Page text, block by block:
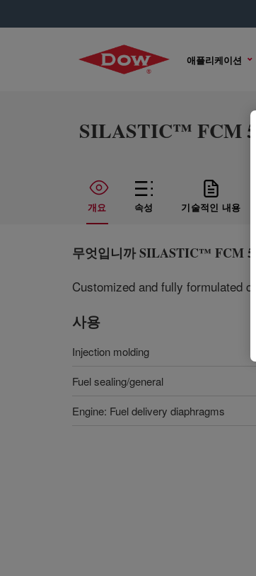
애플리케이션
SILASTIC™ FCM
개요 속성 기술적인 내용
무엇입니까SILASTIC™ FCM
Customized and fully formulated
사용
Injection molding
Fuel sealing/general
Engine: Fuel delivery diaphragms